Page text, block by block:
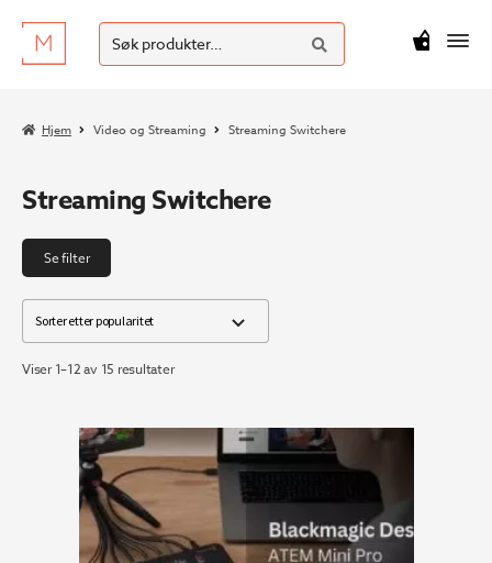
Hopp
til
Hopp
til
Søk
etter:
SØK
kr0
Hjem Video og Streaming Streaming Switchere
Streaming Switchere
Se filter
Viser 1–12 av 15 resultaterSortert